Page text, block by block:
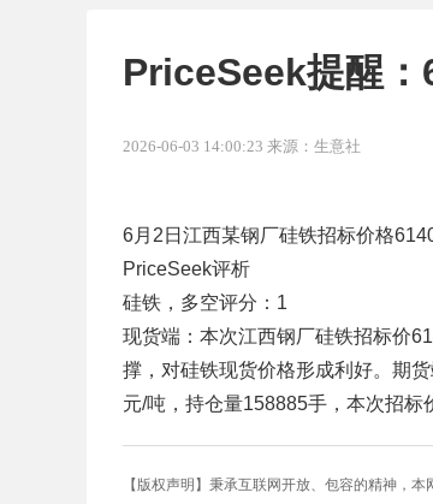
PriceSeek提醒：
2026-06-03 14:00:23 来源：生意社
6月2日江西某钢厂硅铁招标价格
PriceSeek评析
硅铁，多空评分：1
现货端：本次江西钢厂硅铁招标价
撑，对硅铁现货价格形成利好。期
元/吨，持仓量158885手，本次招标
【版权声明】秉承互联网开放、包容的精神，